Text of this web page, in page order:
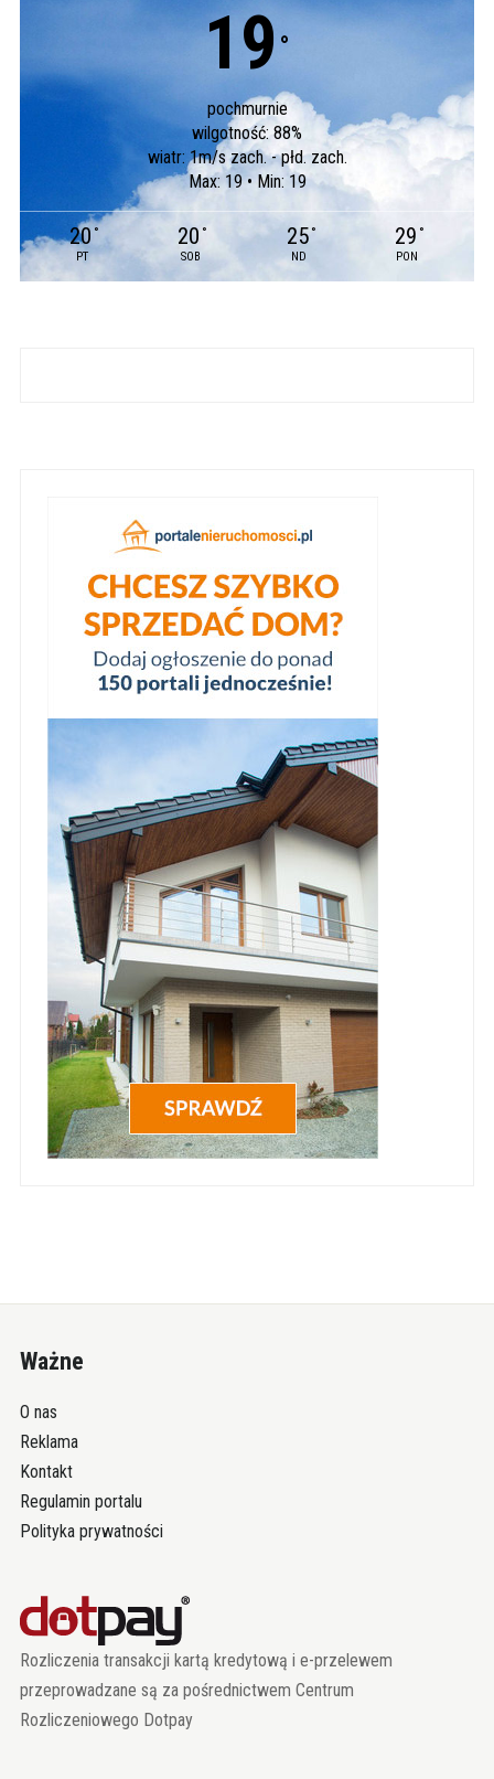
19 °
pochmurnie
wilgotność: 88%
wiatr: 1m/s zach. - płd. zach.
Max: 19 • Min: 19
20 °
PT
20 °
SOB
25 °
ND
29 °
PON
Ważne
O nas
Reklama
Kontakt
Regulamin portalu
Polityka prywatności
Rozliczenia transakcji kartą kredytową i e-przelewem
przeprowadzane są za pośrednictwem Centrum
Rozliczeniowego Dotpay